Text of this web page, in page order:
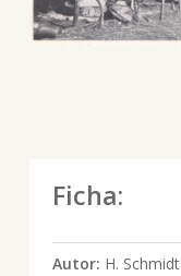
Ficha:
Autor: H. Schmidt